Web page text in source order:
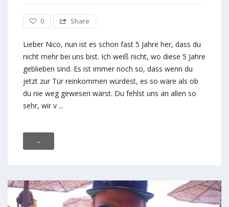
0 Share
Lieber Nico, nun ist es schon fast 5 Jahre her, dass du
nicht mehr bei uns bist. Ich weiß nicht, wo diese 5 Jahre
geblieben sind. Es ist immer noch so, dass wenn du
jetzt zur Tür reinkommen würdest, es so wäre als ob
du nie weg gewesen wärst. Du fehlst uns an allen so
sehr, wir v ...
→